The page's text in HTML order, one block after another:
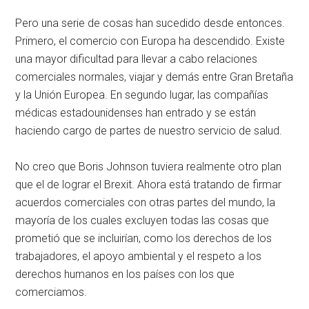
Pero una serie de cosas han sucedido desde entonces.
Primero, el comercio con Europa ha descendido. Existe
una mayor dificultad para llevar a cabo relaciones
comerciales normales, viajar y demás entre Gran Bretaña
y la Unión Europea. En segundo lugar, las compañías
médicas estadounidenses han entrado y se están
haciendo cargo de partes de nuestro servicio de salud.
No creo que Boris Johnson tuviera realmente otro plan
que el de lograr el Brexit. Ahora está tratando de firmar
acuerdos comerciales con otras partes del mundo, la
mayoría de los cuales excluyen todas las cosas que
prometió que se incluirían, como los derechos de los
trabajadores, el apoyo ambiental y el respeto a los
derechos humanos en los países con los que
comerciamos.